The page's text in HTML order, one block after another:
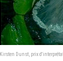
Kirsten Dunst, prix